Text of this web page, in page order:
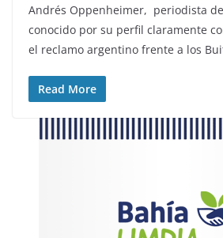
Andrés Oppenheimer, periodista
conocido por su perfil claramente
el reclamo argentino frente a los
Read More